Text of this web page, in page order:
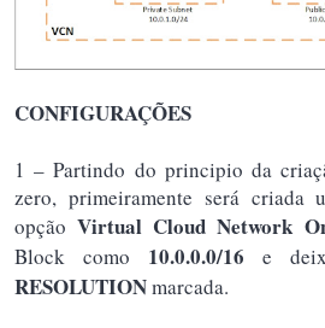
CONFIGURAÇÕES
1 – Partindo do principio da
zero, primeiramente será criada
opçãoVirtual Cloud Network
Block como 10.0.0.0/16 e
RESOLUTIONmarcada.